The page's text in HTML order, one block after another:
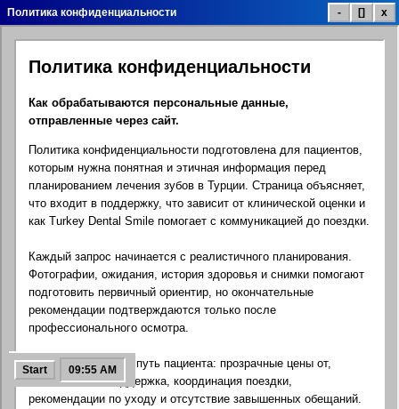
Список лечения Цены лечения Галерея улыбок
Google Карта
блог
FAQ помощь Бесплатный расчет
Политика конфиденциальности - [] x
Политика конфиденциальности
Как обрабатываются персональные данные,
отправленные через сайт.
Политика конфиденциальности подготовлена для пациентов,
которым нужна понятная и этичная информация перед
планированием лечения зубов в Турции. Страница объясняет,
что входит в поддержку, что зависит от клинической оценки и
как Turkey Dental Smile помогает с коммуникацией до поездки.
Каждый запрос начинается с реалистичного планирования.
Фотографии, ожидания, история здоровья и снимки помогают
подготовить первичный ориентир, но окончательные
рекомендации подтверждаются только после
профессионального осмотра.
Цель — спокойный путь пациента: прозрачные цены от,
многоязычная поддержка, координация поездки,
рекомендации по уходу и отсутствие завышенных обещаний.
Start 09:55 AM